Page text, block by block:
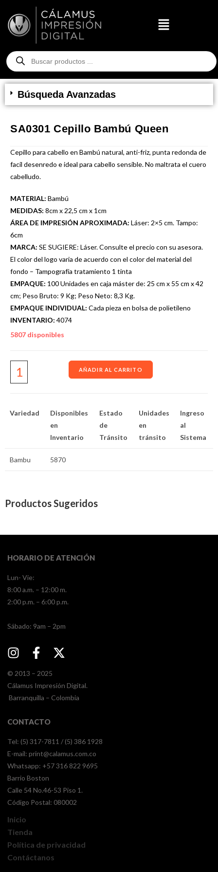
Búsqueda Avanzadas
SA0301 Cepillo Bambú Queen
Cepillo para cabello en Bambú natural, anti-friz, punta redonda de
facil desenredo e ideal para cabello sensible. No maltrata el cuero
cabelludo.
MATERIAL: Bambú
MEDIDAS: 8cm x 22,5 cm x 1cm
ÁREA DE IMPRESIÓN APROXIMADA: Láser: 2×5 cm. Tampo:
6cm
MARCA: SE SUGIERE: Láser. Consulte el precio con su asesora.
El color del logo varia de acuerdo con el color del material del
fondo – Tampografía tratamiento 1 tinta
EMPAQUE: 100 Unidades en caja máster de: 25 cm x 55 cm x 42
cm; Peso Bruto: 9 Kg; Peso Neto: 8,3 Kg.
EMPAQUE INDIVIDUAL: Cada pieza en bolsa de polietileno
INVENTARIO: 4074
5807 disponibles
AÑADIR AL CARRITO
Variedad
Disponibles
en
Inventario
Estado
de
Tránsito
Unidades
en
tránsito
Ingreso
al
Sistema
Bambu 5870
Productos Sugeridos
HORARIO DE ATENCIÓN
Lun- Vie:
8:00 a.m. – 12:00 m.
2:00 p.m. – 6:00 p.m.
​​Sábado: 9am – 2pm
© 2013 – 2025
Cálamus Impresión Digital.
Barranquilla – Colombia
CONTACTO
Tel: (5) 317-7811 / (5) 386 1928
E-mail: print@calamus.com.co
Whatsapp: +57 316 822 9695
Barrio Boston
Calle 54 No.46-53 Piso 1.
Código Postal: 080002
Inicio
Tienda
Política de privacidad
Contáctanos